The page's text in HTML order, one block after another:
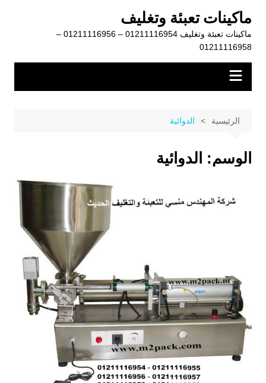
المحتوى
ماكينات تعبئة وتغليف
ماكينات تعبئة وتغليف 01211116954 – 01211116956 –
01211116958
الرئيسية الدوائية
الوسم: الدوائية